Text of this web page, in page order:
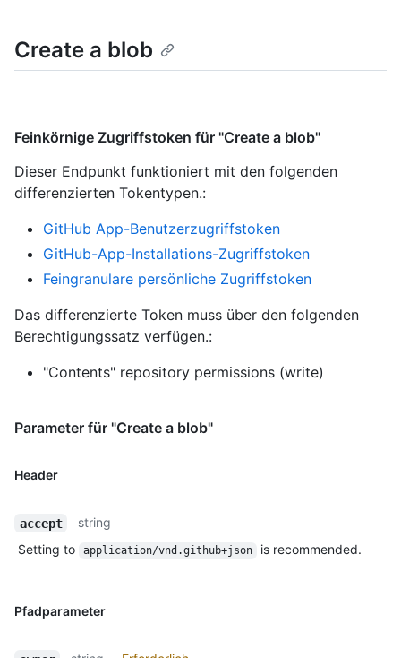
Create a blob
Feinkörnige Zugriffstoken für "Create a blob"
Dieser Endpunkt funktioniert mit den folgenden
differenzierten Tokentypen.:
GitHub App-Benutzerzugriffstoken
GitHub-App-Installations-Zugriffstoken
Feingranulare persönliche Zugriffstoken
Das differenzierte Token muss über den folgenden
Berechtigungssatz verfügen.:
"Contents" repository permissions (write)
Parameter für "Create a blob"
Header
accept
string
Setting to
application/vnd.github+json is recommended.
Pfadparameter